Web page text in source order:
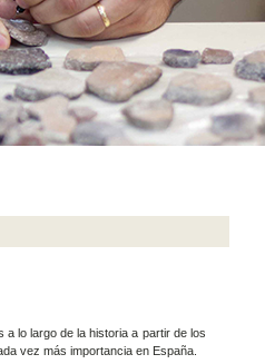
a lo largo de la historia a partir de los
vez más importancia en España.